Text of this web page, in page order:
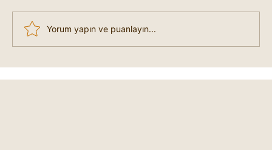
Yorum yapın ve puanlayın...